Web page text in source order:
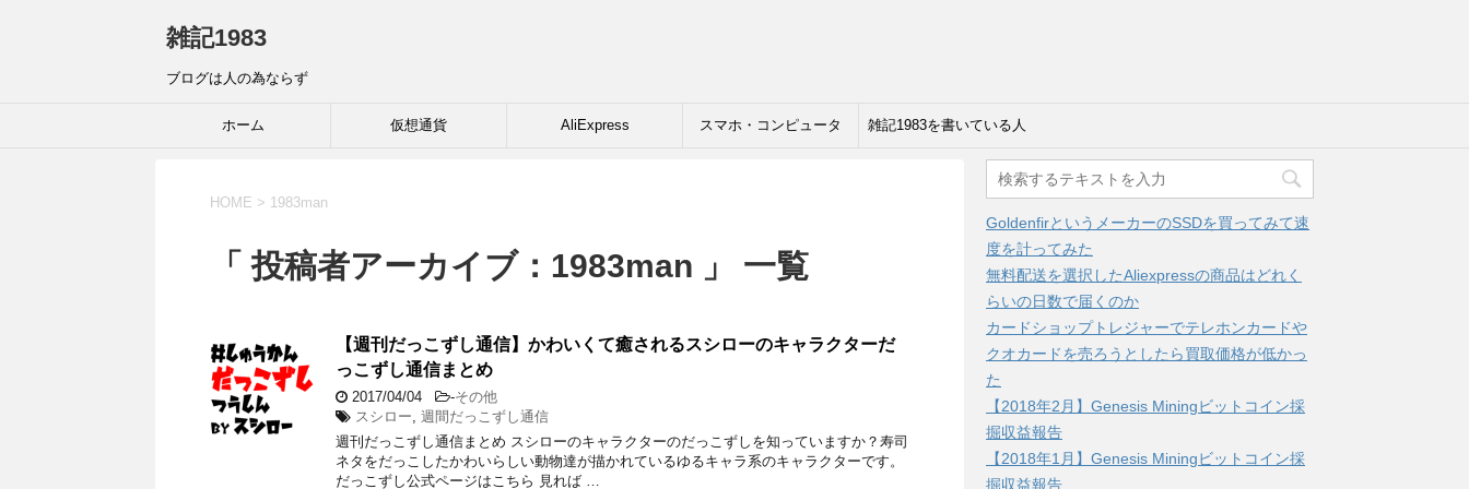
雑記1983
ブログは人の為ならず
ホーム 仮想通貨 AliExpress スマホ・コンピュータ 雑記1983を書いている人
HOME > 1983man
「 投稿者アーカイブ：1983man 」 一覧
【週刊だっこずし通信】かわいくて癒されるスシローのキャラクターだ
っこずし通信まとめ
2017/04/04 -その他
スシロー, 週間だっこずし通信
週刊だっこずし通信まとめ スシローのキャラクターのだっこずしを知っていますか？寿司
ネタをだっこしたかわいらしい動物達が描かれているゆるキャラ系のキャラクターです。
だっこずし公式ページはこちら 見れば …
GoldenfirというメーカーのSSDを買ってみて速
度を計ってみた
無料配送を選択したAliexpressの商品はどれく
らいの日数で届くのか
カードショップトレジャーでテレホンカードや
クオカードを売ろうとしたら買取価格が低かっ
た
【2018年2月】Genesis Miningビットコイン採
掘収益報告
【2018年1月】Genesis Miningビットコイン採
掘収益報告